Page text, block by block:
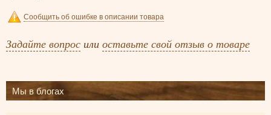
Сообщить об ошибке в описании товара
Задайте вопрос или оставьте свой отзыв о товаре
Мы в блогах